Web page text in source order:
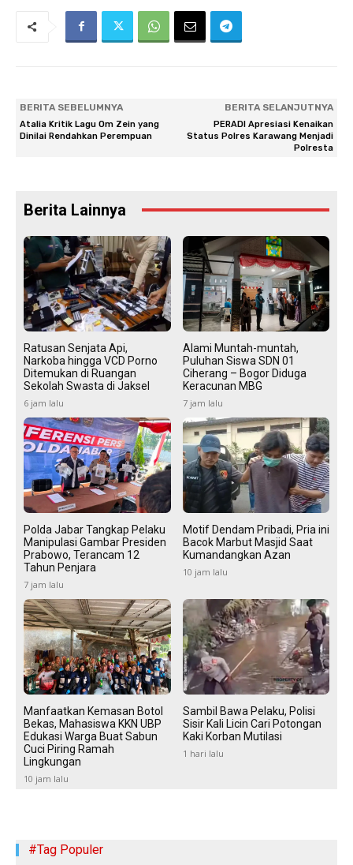
BERITA SEBELUMNYA
Atalia Kritik Lagu Om Zein yang
Dinilai Rendahkan Perempuan
BERITA SELANJUTNYA
PERADI Apresiasi Kenaikan
Status Polres Karawang Menjadi
Polresta
Berita Lainnya
Ratusan Senjata Api,
Narkoba hingga VCD Porno
Ditemukan di Ruangan
Sekolah Swasta di Jaksel
6 jam lalu
Alami Muntah-muntah,
Puluhan Siswa SDN 01
Ciherang – Bogor Diduga
Keracunan MBG
7 jam lalu
Polda Jabar Tangkap Pelaku
Manipulasi Gambar Presiden
Prabowo, Terancam 12
Tahun Penjara
7 jam lalu
Motif Dendam Pribadi, Pria ini
Bacok Marbut Masjid Saat
Kumandangkan Azan
10 jam lalu
Manfaatkan Kemasan Botol
Bekas, Mahasiswa KKN UBP
Edukasi Warga Buat Sabun
Cuci Piring Ramah
Lingkungan
10 jam lalu
Sambil Bawa Pelaku, Polisi
Sisir Kali Licin Cari Potongan
Kaki Korban Mutilasi
1 hari lalu
#Tag Populer